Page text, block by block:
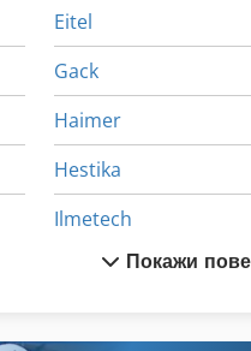
Eitel
Gack
Haimer
Hestika
Ilmetech
Imatec Покажи